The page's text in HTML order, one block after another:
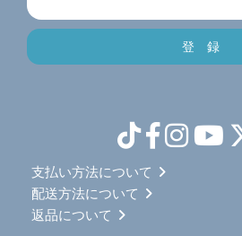
支払い方法について
配送方法について
返品について